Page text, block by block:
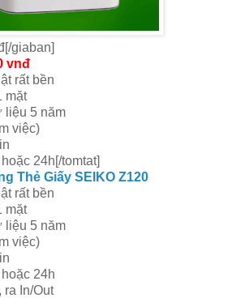
giaban]
vnđ
rất bền
mặt
liệu 5 năm
việc)
24h[/tomtat]
Thẻ Giấy SEIKO Z120
rất bền
mặt
liệu 5 năm
việc)
24h
ra In/Out